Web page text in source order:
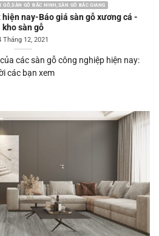
GỖ BẮC NINH,SÀN GỖ BẮC GIANG
nay-Báo giá sàn gỗ xương cá -
kho sàn gỗ
Tháng 12, 2021
các sàn gỗ công nghiệp hiện nay:
các bạn xem